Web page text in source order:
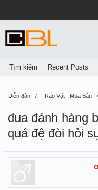
Diễn đàn Rao Vặt - Mua Bán
đua đánh hàng
quá đệ đòi hỏi
Tìm kiếm Recent Posts